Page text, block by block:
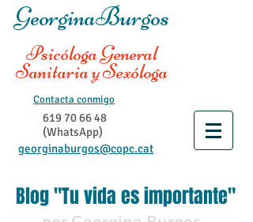
GeorginaBurgos
Psicóloga General
Sanitaria y Sexóloga
Contacta conmigo
619 70 66 48
(WhatsApp)
georginaburgos@copc.cat
Blog "Tu vida es importante"